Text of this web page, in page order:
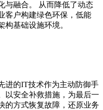
与融合。 从而降低了动态
客户构建绿色环保，低能
基础设施环境。
进的IT技术作为主动防御手
以安全补救措施，为最后一
的方式恢复故障，还原业务